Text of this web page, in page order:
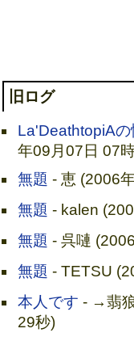
旧ログ
La'DeathtopiAの
年09月07日 07
無題 - 恵 (2006
無題 - kalen
無題 - 呉嗹
無題 - TETSU
本人です - →翡
29秒)